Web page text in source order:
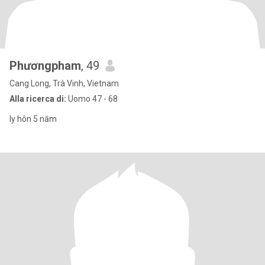
Phươngpham, 49
Cang Long, Trà Vinh, Vietnam
Alla ricerca di: Uomo 47 - 68
ly hôn 5 năm